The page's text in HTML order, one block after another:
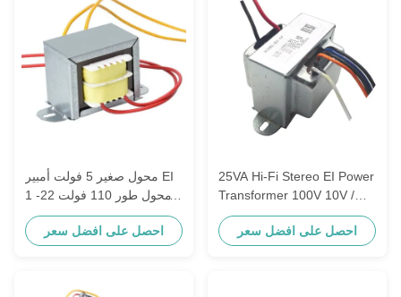
محول صغير 5 فولت أمبير EI
1 محول طور 110 فولت 22-
24 فولت فئة ب
احصل على افضل سعر
25VA Hi-Fi Stereo EI Power
Transformer 100V 10V /
10V / 1V 50 / 60Hz
احصل على افضل سعر